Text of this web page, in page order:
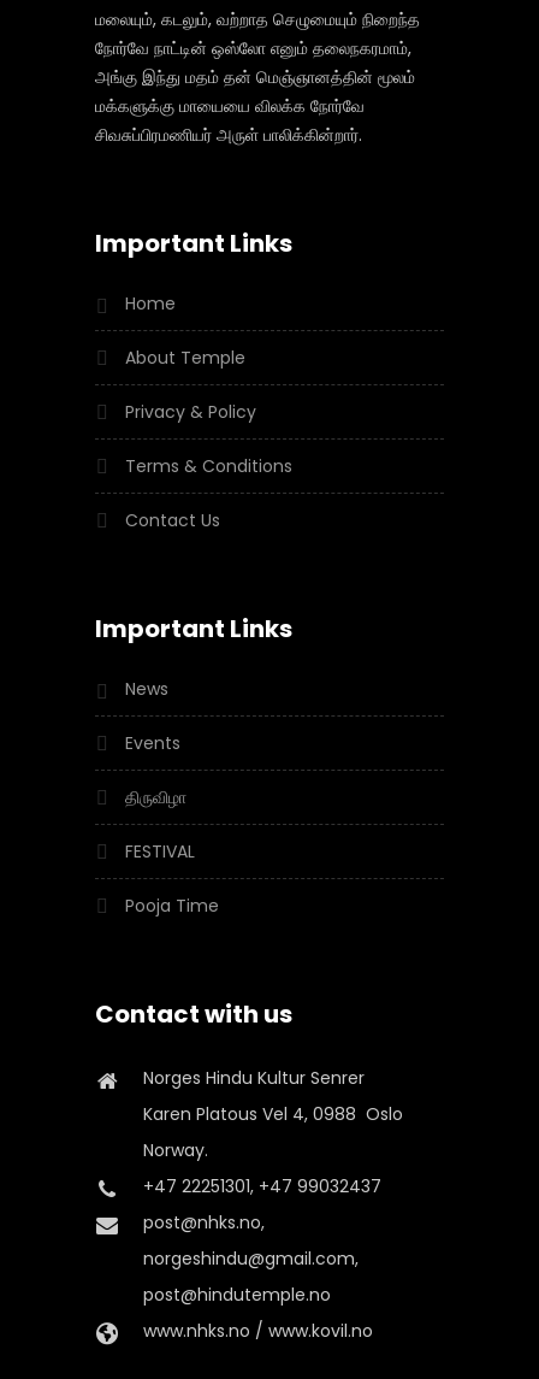
மலையும், கடலும், வற்றாத செழுமையும் நிறைந்த
நோர்வே நாட்டின் ஒஸ்லோ எனும் தலைநகரமாம்,
அங்கு இந்து மதம் தன் மெஞ்ஞானத்தின் மூலம்
மக்களுக்கு மாயையை விலக்க நோர்வே
சிவசுப்பிரமணியர் அருள் பாலிக்கின்றார்.
Important Links
Home
About Temple
Privacy & Policy
Terms & Conditions
Contact Us
Important Links
News
Events
திருவிழா
FESTIVAL
Pooja Time
Contact with us
Norges Hindu Kultur Senrer
Karen Platous Vel 4, 0988 Oslo
Norway.
+47 22251301, +47 99032437
post@nhks.no,
norgeshindu@gmail.com,
post@hindutemple.no
www.nhks.no / www.kovil.no